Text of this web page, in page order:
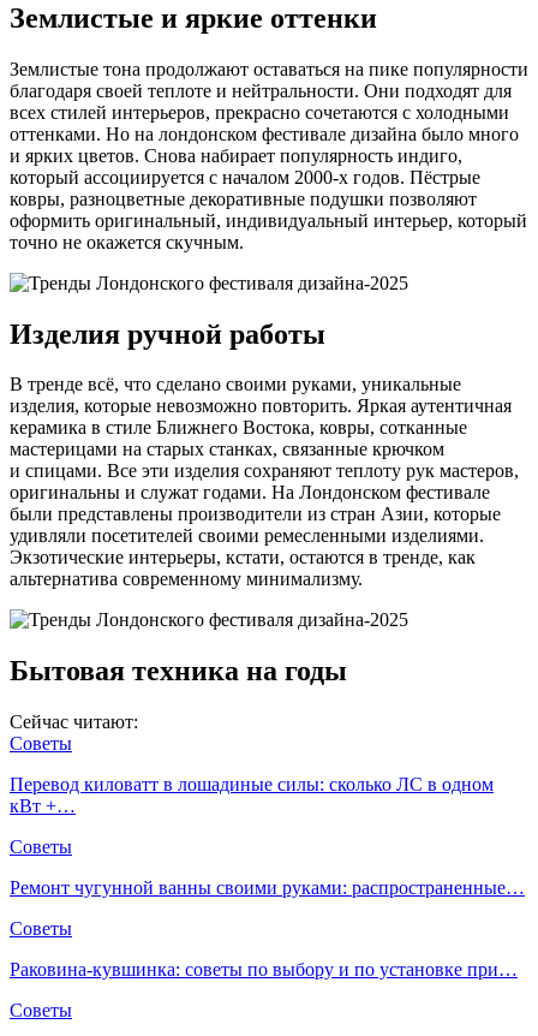
Землистые и яркие оттенки
Землистые тона продолжают оставаться на пике популярности
благодаря своей теплоте и нейтральности. Они подходят для
всех стилей интерьеров, прекрасно сочетаются с холодными
оттенками. Но на лондонском фестивале дизайна было много
и ярких цветов. Снова набирает популярность индиго,
который ассоциируется с началом 2000-х годов. Пёстрые
ковры, разноцветные декоративные подушки позволяют
оформить оригинальный, индивидуальный интерьер, который
точно не окажется скучным.
Изделия ручной работы
В тренде всё, что сделано своими руками, уникальные
изделия, которые невозможно повторить. Яркая аутентичная
керамика в стиле Ближнего Востока, ковры, сотканные
мастерицами на старых станках, связанные крючком
и спицами. Все эти изделия сохраняют теплоту рук мастеров,
оригинальны и служат годами. На Лондонском фестивале
были представлены производители из стран Азии, которые
удивляли посетителей своими ремесленными изделиями.
Экзотические интерьеры, кстати, остаются в тренде, как
альтернатива современному минимализму.
Бытовая техника на годы
Сейчас читают:
Советы
Перевод киловатт в лошадиные силы: сколько ЛС в одном
кВт +…
Советы
Ремонт чугунной ванны своими руками: распространенные…
Советы
Раковина-кувшинка: советы по выбору и по установке при…
Советы